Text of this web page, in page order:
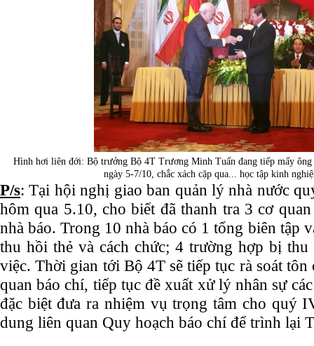
Hình hơi liên đới: Bộ trưởng Bộ 4T Trương Minh Tuấn đang tiếp mấy
ngày 5-7/10, chắc xách cặp qua... học tập kinh
P/s: Tại hội nghị giao ban quản lý nhà nước
hôm qua 5.10, cho biết đã thanh tra 3 cơ
nhà báo. Trong 10 nhà báo có 1 tổng biên tập
thu hồi thẻ và cách chức; 4 trường hợp bị
việc. Thời gian tới Bộ 4T sẽ tiếp tục rà soát tôn
quan báo chí, tiếp tục đề xuất xử lý nhân sự
đặc biệt đưa ra nhiệm vụ trọng tâm cho quý
dung liên quan Quy hoạch báo chí để trình lại